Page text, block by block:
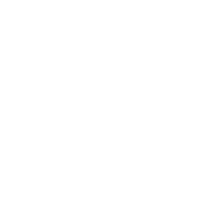
indique une perte.
total pour comparer des investissements de durées différentes.
n'est qu'environ 7,2 % par an. Regardez toujours les deux lors de
saisir €10 000 donne un ROI net plus précis.
soustrayez l'impôt payé sur les gains avant de saisir ce champ.
frais est solide. La référence pertinente est la meilleure alternative
de transactions précis, et le mode durée pour les produits à terme
de 30 %. Ajustez manuellement le montant récupéré pour
4 % de rendement réel par an. Sur 10 ans, l'écart entre 7 %